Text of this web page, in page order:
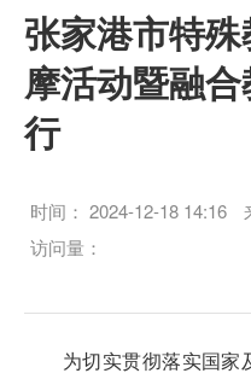
张家港市特
摩活动暨融
行
时间： 2024-12-18 14:16
访问量：
为切实贯彻落实国家